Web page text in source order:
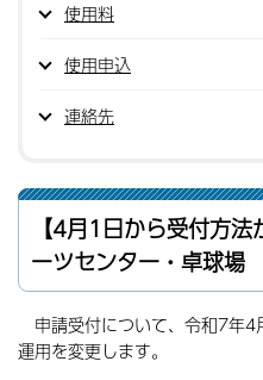
使用料
使用申込
連絡先
【4月1日から受付方
ーツセンター・卓球場
申請受付について、令和7年4
運用を変更します。